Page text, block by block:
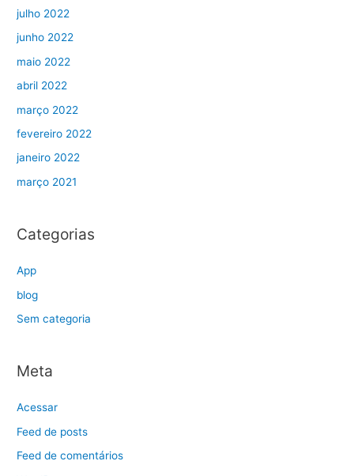
julho 2022
junho 2022
maio 2022
abril 2022
março 2022
fevereiro 2022
janeiro 2022
março 2021
Categorias
App
blog
Sem categoria
Meta
Acessar
Feed de posts
Feed de comentários